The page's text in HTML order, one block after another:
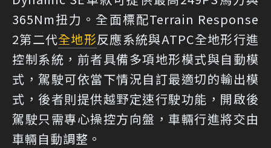
365Nm扭力。全面標配Terrain Response
2第二代全地形反應系統與ATPC全地形行進
控制系統，前者具備多項地形模式與自動模
式，駕駛可依當下情況自訂最適切的輸出模
式，後者則提供越野定速行駛功能，開啟後
駕駛只需專心操控方向盤，車輛行進將交由
車輛自動調整。